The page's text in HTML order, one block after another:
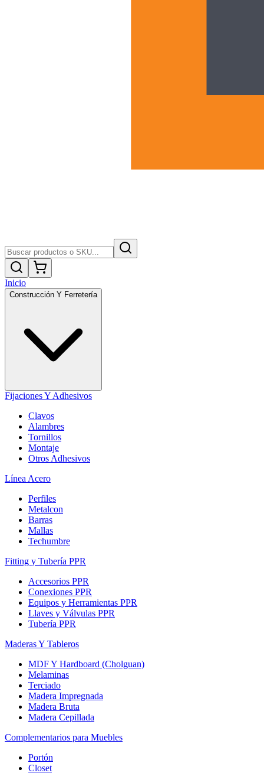
Inicio
Construcción Y Ferretería
Fijaciones Y Adhesivos
Clavos
Alambres
Tornillos
Montaje
Otros Adhesivos
Línea Acero
Perfiles
Metalcon
Barras
Mallas
Techumbre
Fitting y Tubería PPR
Accesorios PPR
Conexiones PPR
Equipos y Herramientas PPR
Llaves y Válvulas PPR
Tubería PPR
Maderas Y Tableros
MDF Y Hardboard (Cholguan)
Melaminas
Terciado
Madera Impregnada
Madera Bruta
Madera Cepillada
Complementarios para Muebles
Portón
Closet